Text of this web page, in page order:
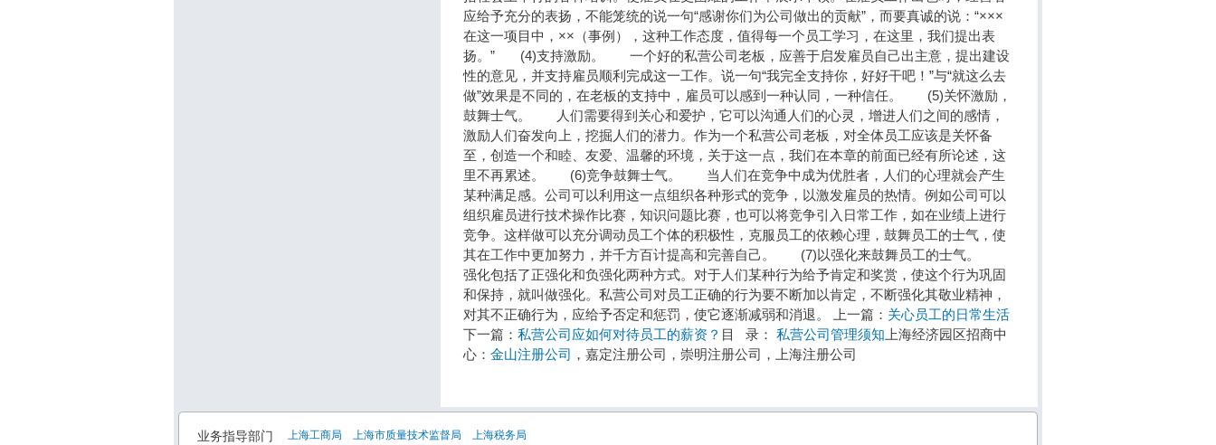
应给予充分的表扬，不能笼统的说一句“感谢你们为公司做出的贡献”，而要真诚的说：“×××
在这一项目中，××（事例），这种工作态度，值得每一个员工学习，在这里，我们提出表
扬。” (4)支持激励。 一个好的私营公司老板，应善于启发雇员自己出主意，提出建设
性的意见，并支持雇员顺利完成这一工作。说一句“我完全支持你，好好干吧！”与“就这么去
做”效果是不同的，在老板的支持中，雇员可以感到一种认同，一种信任。 (5)关怀激励，
鼓舞士气。 人们需要得到关心和爱护，它可以沟通人们的心灵，增进人们之间的感情，
激励人们奋发向上，挖掘人们的潜力。作为一个私营公司老板，对全体员工应该是关怀备
至，创造一个和睦、友爱、温馨的环境，关于这一点，我们在本章的前面已经有所论述，这
里不再累述。 (6)竞争鼓舞士气。 当人们在竞争中成为优胜者，人们的心理就会产生
某种满足感。公司可以利用这一点组织各种形式的竞争，以激发雇员的热情。例如公司可以
组织雇员进行技术操作比赛，知识问题比赛，也可以将竞争引入日常工作，如在业绩上进行
竞争。这样做可以充分调动员工个体的积极性，克服员工的依赖心理，鼓舞员工的士气，使
其在工作中更加努力，并千方百计提高和完善自己。 (7)以强化来鼓舞员工的士气。
强化包括了正强化和负强化两种方式。对于人们某种行为给予肯定和奖赏，使这个行为巩固
和保持，就叫做强化。私营公司对员工正确的行为要不断加以肯定，不断强化其敬业精神，
对其不正确行为，应给予否定和惩罚，使它逐渐减弱和消退。 上一篇： 关心员工的日常生活
下一篇： 私营公司应如何对待员工的薪资？ 目 录： 私营公司管理须知 上海经济园区招商中
心： 金山注册公司 ，嘉定注册公司，崇明注册公司，上海注册公司
业务指导部门 上海工商局 上海市质量技术监督局 上海税务局